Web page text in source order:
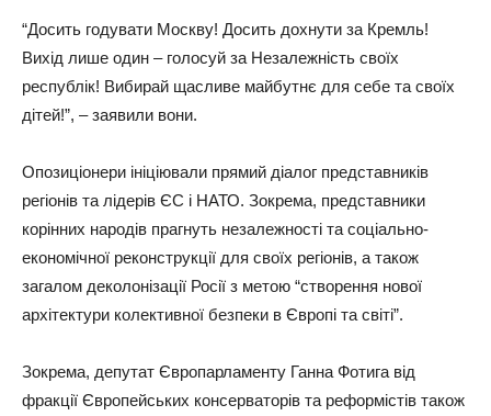
“Досить годувати Москву! Досить дохнути за Кремль!
Вихід лише один – голосуй за Незалежність своїх
республік! Вибирай щасливе майбутнє для себе та своїх
дітей!”, – заявили вони.
Опозиціонери ініціювали прямий діалог представників
регіонів та лідерів ЄС і НАТО. Зокрема, представники
корінних народів прагнуть незалежності та соціально-
економічної реконструкції для своїх регіонів, а також
загалом деколонізації Росії з метою “створення нової
архітектури колективної безпеки в Європі та світі”.
Зокрема, депутат Європарламенту Ганна Фотига від
фракції Європейських консерваторів та реформістів також